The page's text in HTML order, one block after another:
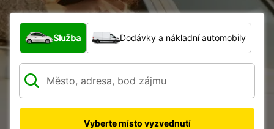
Jaký typ vozidla?
Služba Dodávky a nákladní automobily
Vyberte místo vyzvednutí